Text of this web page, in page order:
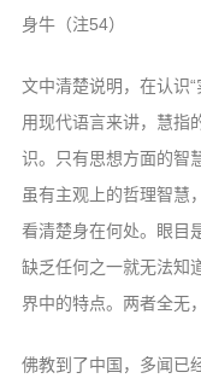
身牛（注54）
文中清楚说明，在认识“
用现代语言来讲，慧指
识。只有思想方面的智
虽有主观上的哲理智慧
看清楚身在何处。眼目
缺乏任何之一就无法知
界中的特点。两者全无
佛教到了中国，多闻已